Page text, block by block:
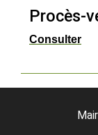
Procès-
Consulter